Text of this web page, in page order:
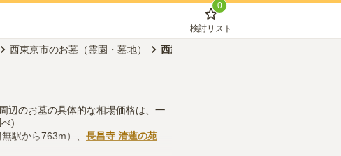
0
検討リスト
西東京市のお墓（霊園・墓地） 西武柳沢駅のお墓（霊園・墓地）
のお墓の具体的な相場価格は、 一
)
無駅から763m）、 長昌寺 清蓮の苑